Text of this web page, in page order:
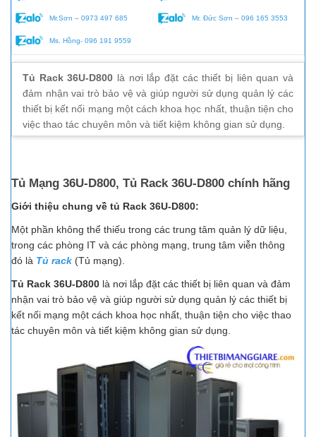
Mr.Sơn – 0973 497 685 Mr. Đức Sơn – 096 165 3553
Ms. Hồng- 096 191 9559
Tủ Rack 36U-D800 là nơi lắp đặt các thiết bị liên quan và
đảm nhận vai trò bảo vệ và giúp người sử dụng quản lý các
thiết bị kết nối mạng một cách khoa học nhất, thuận tiện cho
việc thao tác chuyên môn và tiết kiệm không gian sử dụng.
Tủ Mạng 36U-D800, Tủ Rack 36U-D800 chính hãng
Giới thiệu chung về tủ Rack 36U-D800:
Một phần không thể thiếu trong các trung tâm quản lý dữ liệu,
trong các phòng IT và các phòng mạng, trung tâm viễn thông
đó là Tủ rack (Tủ mạng).
Tủ Rack 36U-D800 là nơi lắp đặt các thiết bị liên quan và đảm
nhận vai trò bảo vệ và giúp người sử dụng quản lý các thiết bị
kết nối mạng một cách khoa học nhất, thuận tiện cho việc thao
tác chuyên môn và tiết kiệm không gian sử dụng.